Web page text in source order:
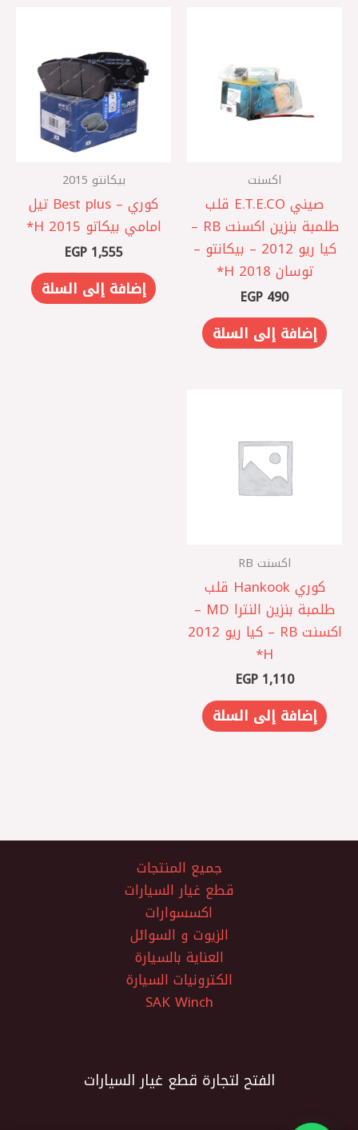
اكسنت
صيني E.T.E.CO قلب
طلمبة بنزين اكسنت RB –
كيا ريو 2012 – بيكانتو –
توسان 2018 ‏H*
EGP 490
إضافة إلى السلة
بيكانتو 2015
كوري – Best plus تيل
امامي بيكاتو 2015 H*
EGP1,555
إضافة إلى السلة
اكسنت RB
كوري Hankook قلب
طلمبة بنزين النترا MD –
اكسنت RB – كيا ريو 2012
EGP1,110
إضافة إلى السلة
جميع المنتجات
قطع غيار السيارات
اكسسوارات
الزيوت و السوائل
العناية بالسيارة
الكترونيات السيارة
SAK Winch
الفتح لتجارة قطع غيار السيارات